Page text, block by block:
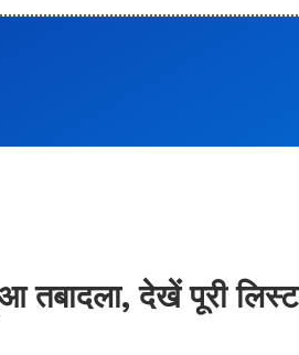
तबादला, देखें पूरी लिस्ट